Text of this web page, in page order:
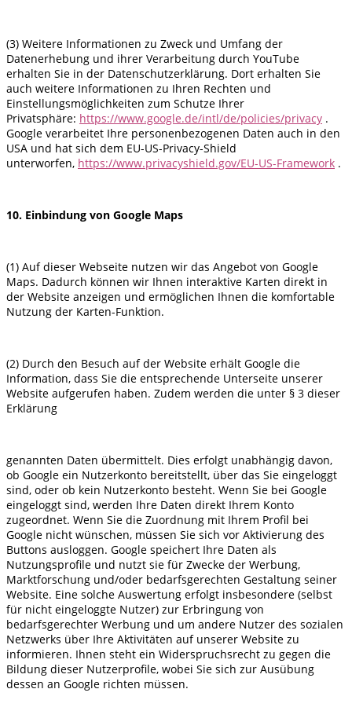
(3) Weitere Informationen zu Zweck und Umfang der
Datenerhebung und ihrer Verarbeitung durch YouTube
erhalten Sie in der Datenschutzerklärung. Dort erhalten Sie
auch weitere Informationen zu Ihren Rechten und
Einstellungsmöglichkeiten zum Schutze Ihrer
Privatsphäre: https://www.google.de/intl/de/policies/privacy .
Google verarbeitet Ihre personenbezogenen Daten auch in den
USA und hat sich dem EU-US-Privacy-Shield
unterworfen, https://www.privacyshield.gov/EU-US-Framework .
10. Einbindung von Google Maps
(1) Auf dieser Webseite nutzen wir das Angebot von Google
Maps. Dadurch können wir Ihnen interaktive Karten direkt in
der Website anzeigen und ermöglichen Ihnen die komfortable
Nutzung der Karten-Funktion.
(2) Durch den Besuch auf der Website erhält Google die
Information, dass Sie die entsprechende Unterseite unserer
Website aufgerufen haben. Zudem werden die unter § 3 dieser
Erklärung
genannten Daten übermittelt. Dies erfolgt unabhängig davon,
ob Google ein Nutzerkonto bereitstellt, über das Sie eingeloggt
sind, oder ob kein Nutzerkonto besteht. Wenn Sie bei Google
eingeloggt sind, werden Ihre Daten direkt Ihrem Konto
zugeordnet. Wenn Sie die Zuordnung mit Ihrem Profil bei
Google nicht wünschen, müssen Sie sich vor Aktivierung des
Buttons ausloggen. Google speichert Ihre Daten als
Nutzungsprofile und nutzt sie für Zwecke der Werbung,
Marktforschung und/oder bedarfsgerechten Gestaltung seiner
Website. Eine solche Auswertung erfolgt insbesondere (selbst
für nicht eingeloggte Nutzer) zur Erbringung von
bedarfsgerechter Werbung und um andere Nutzer des sozialen
Netzwerks über Ihre Aktivitäten auf unserer Website zu
informieren. Ihnen steht ein Widerspruchsrecht zu gegen die
Bildung dieser Nutzerprofile, wobei Sie sich zur Ausübung
dessen an Google richten müssen.